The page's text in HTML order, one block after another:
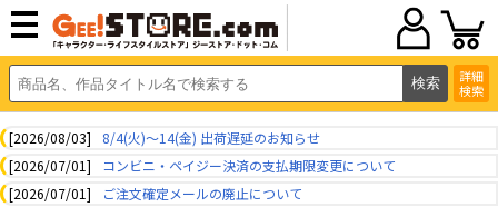
詳細
検索
[2026/08/03]
8/4(火)～14(金) 出荷遅延のお知らせ
[2026/07/01]
コンビニ・ペイジー決済の支払期限変更について
[2026/07/01]
ご注文確定メールの廃止について